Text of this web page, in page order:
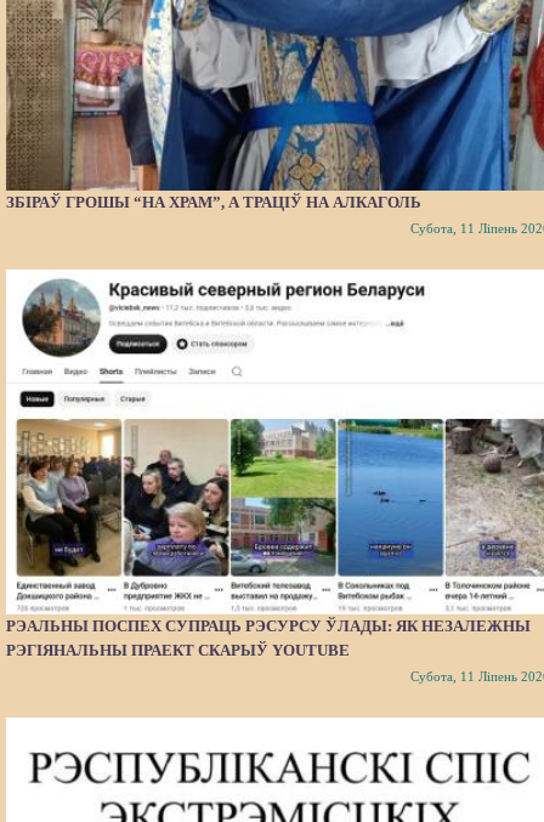
ЗБІРАЎ ГРОШЫ “НА ХРАМ”, А ТРАЦІЎ НА АЛКАГОЛЬ
Субота, 11 Ліпень
РЭАЛЬНЫ ПОСПЕХ СУПРАЦЬ РЭСУРСУ ЎЛАДЫ: ЯК НЕЗАЛЕЖНЫ
РЭГІЯНАЛЬНЫ ПРАЕКТ СКАРЫЎ YOUTUBE
Субота, 11 Ліпень